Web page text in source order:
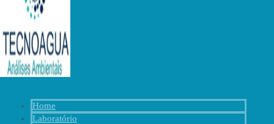
Home
Laboratório